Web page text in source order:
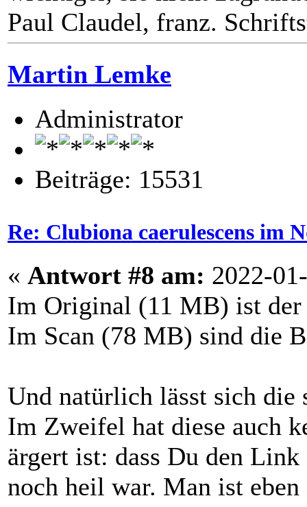
Paul Claudel, franz.
Martin Lemke
Administrator
Beiträge: 15531
Re: Clubiona caerulescens im
« Antwort #8 am: 2022-
Im Original (11 MB) ist der
Im Scan (78 MB) sind die
Und natürlich lässt sich
Im Zweifel hat diese auch
ärgert ist: dass Du den
noch heil war. Man ist